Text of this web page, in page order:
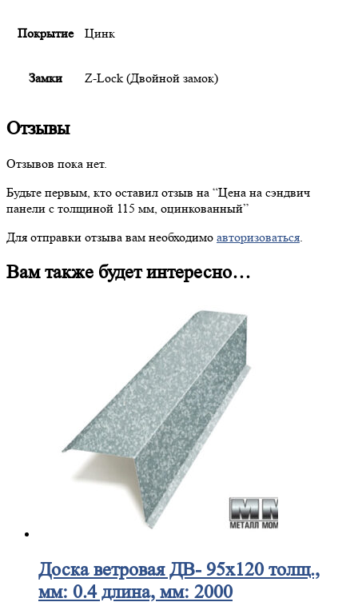
Покрытие Цинк
Замки Z-Lock (Двойной замок)
Отзывы
Отзывов пока нет.
Будьте первым, кто оставил отзыв на “Цена на сэндвич
панели с толщиной 115 мм, оцинкованный”
Для отправки отзыва вам необходимо авторизоваться
Вам также будет интересно…
Доскаветровая ДВ- 95х120 толщ.,
мм: 0.4 длина, мм: 2000